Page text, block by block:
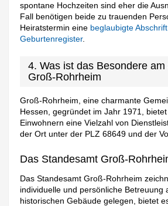
spontane Hochzeiten sind eher die
Fall benötigen beide zu trauenden
Heiratstermin eine beglaubigte
Geburtenregister.
4. Was ist das Besondere
Groß-Rohrheim
Groß-Rohrheim, eine charmante
Hessen, gegründet im Jahr 1971,
Einwohnern eine Vielzahl von
der Ort unter der PLZ 68649 und der
Das Standesamt Groß-
Das Standesamt Groß-Rohrheim
individuelle und persönliche Betreuung
historischen Gebäude gelegen, bietet